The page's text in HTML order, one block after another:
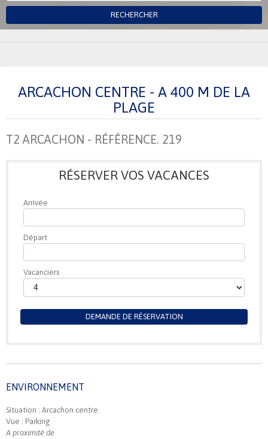
RECHERCHER
ARCACHON CENTRE - A 400 M DE LA
PLAGE
T2 ARCACHON - RÉFÉRENCE. 219
RÉSERVER VOS VACANCES
Arrivée
Départ
Vacanciers
DEMANDE DE RÉSERVATION
ENVIRONNEMENT
Situation : Arcachon centre
Vue : Parking
A proximité de